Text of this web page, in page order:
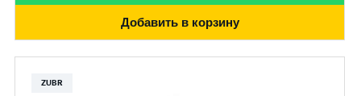
Добавить в корзину
ZUBR